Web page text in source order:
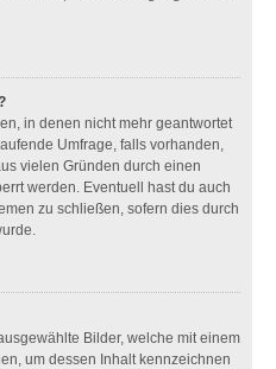
in denen nicht mehr geantwortet
Umfrage, falls vorhanden,
vielen Gründen durch einen
werden. Eventuell hast du auch
zu schließen, sofern dies durch
Bilder, welche mit einem
um dessen Inhalt kennzeichnen